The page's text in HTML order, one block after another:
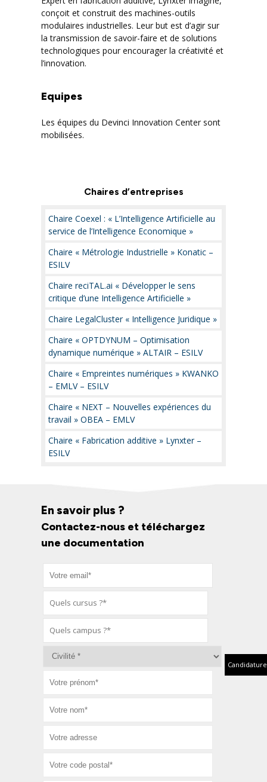
conçoit et construit des machines-outils
modulaires industrielles. Leur but est d’agir sur
la transmission de savoir-faire et de solutions
technologiques pour encourager la créativité et
l’innovation.
Equipes
Les équipes du Devinci Innovation Center sont
mobilisées.
Chaires d’entreprises
Chaire Coexel : « L’Intelligence Artificielle au
service de l’Intelligence Economique »
Chaire « Métrologie Industrielle » Konatic –
ESILV
Chaire reciTAL.ai « Développer le sens
critique d’une Intelligence Artificielle »
Chaire LegalCluster « Intelligence Juridique »
Chaire « OPTDYNUM – Optimisation
dynamique numérique » ALTAIR – ESILV
Chaire « Empreintes numériques » KWANKO
– EMLV – ESILV
Chaire « NEXT – Nouvelles expériences du
travail » OBEA – EMLV
Chaire « Fabrication additive » Lynxter –
ESILV
Candidature
En savoir plus ?
Contactez-nous et téléchargez
une documentation